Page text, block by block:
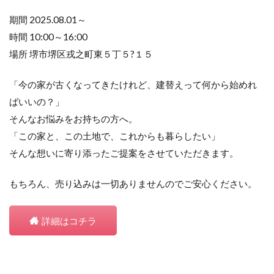
期間 2025.08.01～
時間 10:00～16:00
場所 堺市堺区戎之町東５丁５?１５
「今の家が古くなってきたけれど、建替えって何から始めれ
ばいいの？」
そんなお悩みをお持ちの方へ。
「この家と、この土地で、これからも暮らしたい」
そんな想いに寄り添ったご提案をさせていただきます。
もちろん、売り込みは一切ありませんのでご安心ください。
詳細はコチラ